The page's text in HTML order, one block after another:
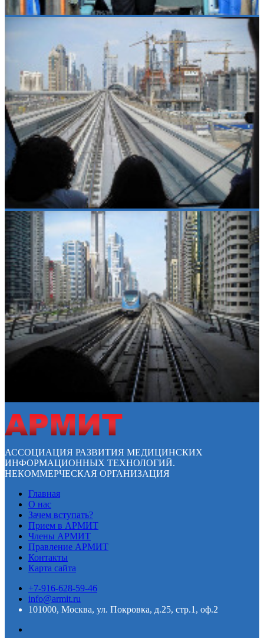
АССОЦИАЦИЯ РАЗВИТИЯ МЕДИЦИНСКИХ
ИНФОРМАЦИОННЫХ ТЕХНОЛОГИЙ.
НЕКОММЕРЧЕСКАЯ ОРГАНИЗАЦИЯ
Главная
О нас
Зачем вступать?
Прием в АРМИТ
Члены АРМИТ
Правление АРМИТ
Контакты
Карта сайта
+7-916-628-59-46
info@armit.ru
101000, Москва, ул. Покровка, д.25, стр.1, оф.2